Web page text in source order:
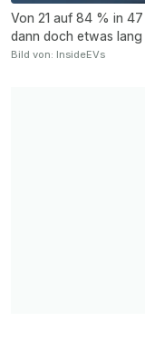
Von 21 auf 84 % in
dann doch etwas lang
Bild von: InsideEVs